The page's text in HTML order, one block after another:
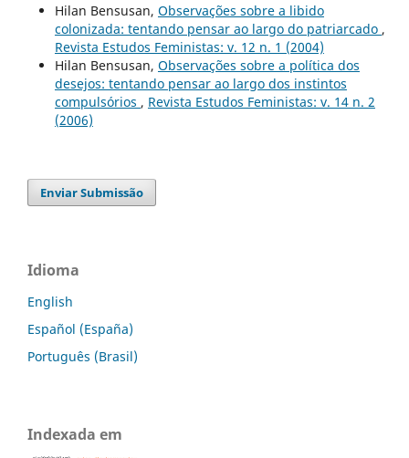
Hilan Bensusan, Observações sobre a libido
colonizada: tentando pensar ao largo do patriarcado ,
Revista Estudos Feministas: v. 12 n. 1 (2004)
Hilan Bensusan, Observações sobre a política dos
desejos: tentando pensar ao largo dos instintos
compulsórios , Revista Estudos Feministas: v. 14 n. 2
(2006)
Enviar Submissão
Idioma
English
Español (España)
Português (Brasil)
Indexada em